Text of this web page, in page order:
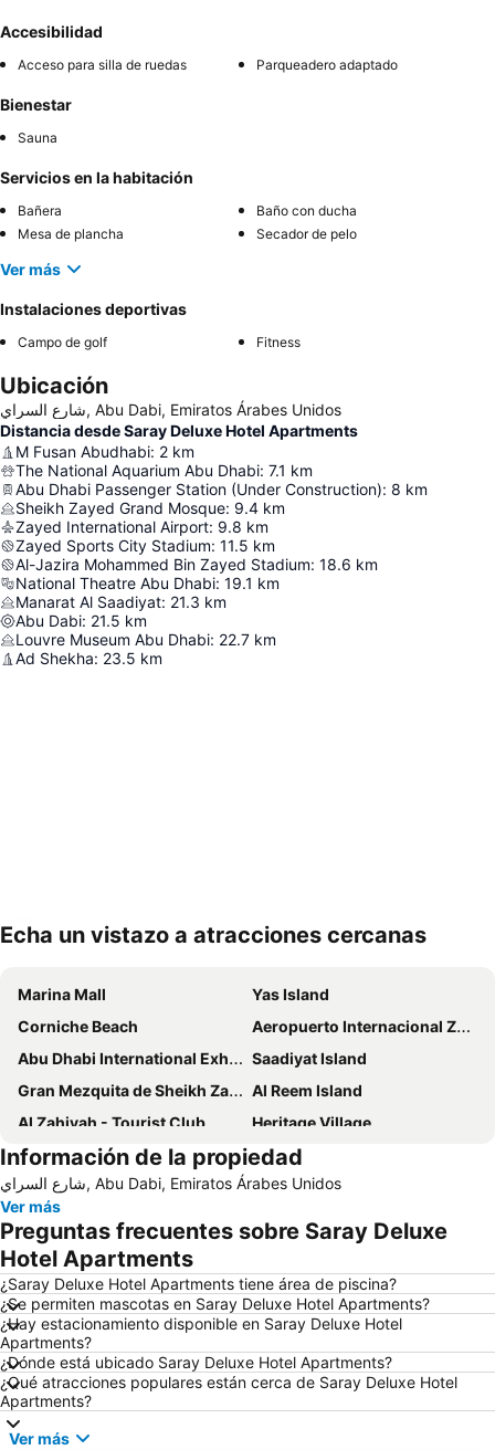
Accesibilidad
Acceso para silla de ruedas Parqueadero adaptado
Bienestar
Sauna
Servicios en la habitación
Bañera
Baño con ducha
Mesa de plancha
Secador de pelo
Ver más
Instalaciones deportivas
Campo de golf Fitness
Ubicación
شارع السراي, Abu Dabi, Emiratos Árabes Unidos
Distancia desde Saray Deluxe Hotel Apartments
M Fusan Abudhabi: 2 km
The National Aquarium Abu Dhabi: 7.1 km
Abu Dhabi Passenger Station (Under Construction): 8 km
Sheikh Zayed Grand Mosque: 9.4 km
Zayed International Airport: 9.8 km
Zayed Sports City Stadium: 11.5 km
Al-Jazira Mohammed Bin Zayed Stadium: 18.6 km
National Theatre Abu Dhabi: 19.1 km
Manarat Al Saadiyat: 21.3 km
Abu Dabi: 21.5 km
Louvre Museum Abu Dhabi: 22.7 km
Ad Shekha: 23.5 km
Echa un vistazo a atracciones cercanas
Marina Mall
Yas Island
Corniche Beach
Aeropuerto Internacional Zayed
Abu Dhabi International Exhibition Centre
Saadiyat Island
Gran Mezquita de Sheikh Zayed
Al Reem Island
Al Zahiyah - Tourist Club
Heritage Village
Información de la propiedad
شارع السراي, Abu Dabi, Emiratos Árabes Unidos
Ver más
Preguntas frecuentes sobre Saray Deluxe
Hotel Apartments
¿Saray Deluxe Hotel Apartments tiene área de piscina?
¿Se permiten mascotas en Saray Deluxe Hotel Apartments?
¿Hay estacionamiento disponible en Saray Deluxe Hotel
Apartments?
¿Dónde está ubicado Saray Deluxe Hotel Apartments?
¿Qué atracciones populares están cerca de Saray Deluxe Hotel
Apartments?
Ver más